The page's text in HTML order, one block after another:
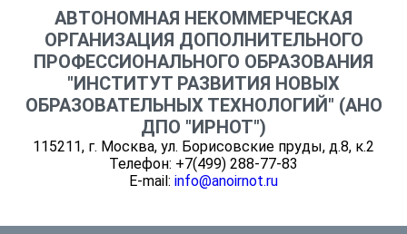
АВТОНОМНАЯ НЕКОММЕРЧЕСКАЯ
ОРГАНИЗАЦИЯ ДОПОЛНИТЕЛЬНОГО
ПРОФЕССИОНАЛЬНОГО ОБРАЗОВАНИЯ
"ИНСТИТУТ РАЗВИТИЯ НОВЫХ
ОБРАЗОВАТЕЛЬНЫХ ТЕХНОЛОГИЙ" (АНО
ДПО "ИРНОТ")
115211, г. Москва, ул. Борисовские пруды, д.8, к.2
Телефон: +7(499) 288-77-83
E-mail: info@anoirnot.ru